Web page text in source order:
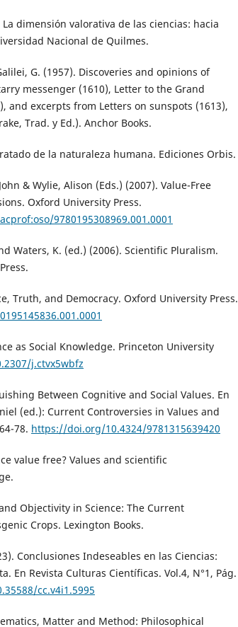
La dimensión valorativa de las ciencias: hacia
Nacional de Quilmes.
G. (1957). Discoveries and opinions of
messenger (1610), Letter to the Grand
and excerpts from Letters on sunspots (1613),
Trad. y Ed.). Anchor Books.
de la naturaleza humana. Ediciones Orbis.
& Wylie, Alison (Eds.) (2007). Value-Free
Oxford University Press.
9780195308969.001.0001
Waters, K. (ed.) (2006). Scientific Pluralism.
Truth, and Democracy. Oxford University Press.
as Social Knowledge. Princeton University
j.ctvx5wbfz
Between Cognitive and Social Values. En
(ed.): Current Controversies in Values and
78. https://doi.org/10.4324/9781315639420
value free? Values and scientific
Objectivity in Science: The Current
Crops. Lexington Books.
Conclusiones Indeseables en las Ciencias:
En Revista Culturas Científicas. Vol.4, N°1, Pág.
cc.v4i1.5995
Matter and Method: Philosophical